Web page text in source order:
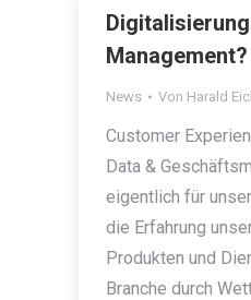
Management?
News Von Harald
Customer
Data &
eigentlich für
die Erfahrung
Produkten und
Branche durch